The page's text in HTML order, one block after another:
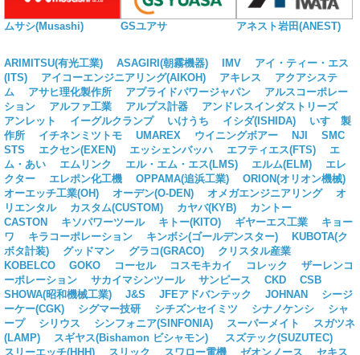
ムサシ(Musashi) GSユアサ アネスト岩田(ANEST)
ARIMITSU(有光工業) ASAGIRI(朝霧機器) IMV
アイ・ティー・エス
(ITS)
アイコーエンジニアリング(AIKOH) アキレス
アクアシステ
ム
アサヒ理化製作所 アプライドパワージャパン
アルスコーポレー
ション
アルファ工業 アルプス計器
アンドレスインダストリーズ
アンレット
イーグルクランプ いけうち イシダ(ISHIDA)
いすゞ製
作所
イチネンミツトモ UMAREX ウイニングボアー NJI
SMC
STS
エクセン(EXEN) エッシェンバッハ エフティエス(FTS)
エ
ム・あい
エムリンク エル・エム・エス(LMS) エルム(ELM)
エレ
クター
エレポン化工機 OPPAMA(追浜工業)
ORION(オリオン機械)
オーエッチ工業(OH)
オーデン(O-DEN) オメガエンジニアリング
オ
リエンタル
カスタム(CUSTOM) カヤバ(KYB)
カントー
CASTON
キソパワーツール キトー(KITO) ギヤーエス工業
キョー
ワ
キラコーポレーション キンボシ(ゴールデンスター)
KUBOTA(ク
ボタ計装)
グッドマン グラコ(GRACO)
クリスタル産業
KOBELCO
GOKO コーセル コスモキカイ コレック
ザーレンコ
ーポレーション
サカイマシンツール サンピース CKD
CSB
SHOWA(昭和機械工業)
J&S JFEアドバンテック JOHNAN
シージ
ーケー(CGK)
シグマー技研 シチズンセイミツ シナノケンシ
シャ
ープ
シリウス シンフォニア(SINFONIA) スーパーメイト
スガツネ
(LAMP)
スギヤス(Bishamon ビシャモン)
スズテック(SUZUTEC)
スリーエッチ(HHH)
スリック スワロー電機 ゼオンノース
セキス